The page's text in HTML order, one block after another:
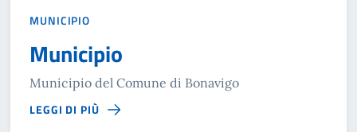
MUNICIPIO
Municipio
Municipio del Comune di Bonavigo
LEGGI DI PIÙ